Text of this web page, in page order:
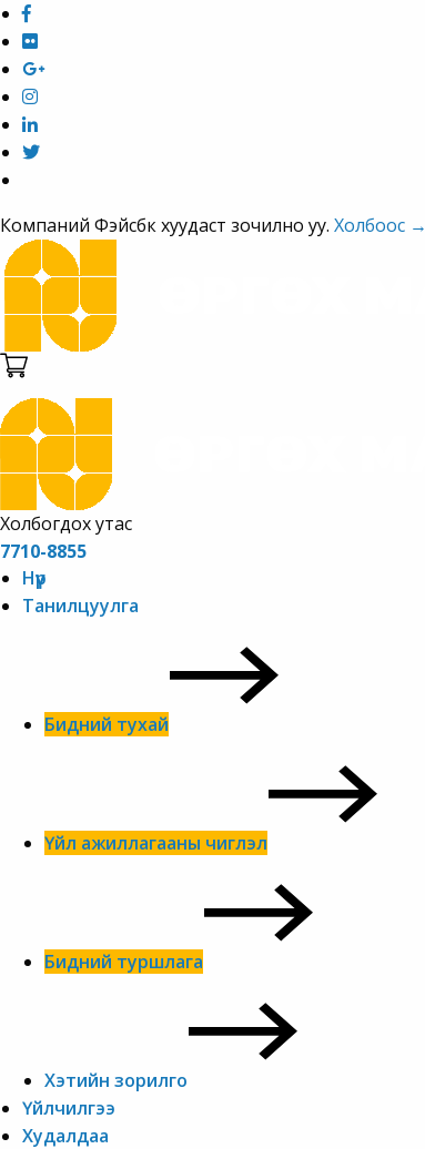
Компаний Фэйсбүүк хуудаст зочилно уу. Холбоос →
Холбогдох утас
7710-8855
Нүүр
Танилцуулга
Бидний тухай
Үйл ажиллагааны чиглэл
Бидний туршлага
Хэтийн зорилго
Үйлчилгээ
Худалдаа